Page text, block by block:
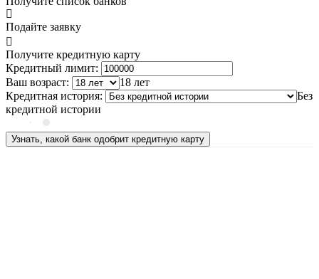
Подайте заявку
Получите кредитную карту
Кредитный лимит:
Ваш возраст:
18 лет
Кредитная история:
Без
кредитной истории
Узнать, какой банк одобрит кредитную карту